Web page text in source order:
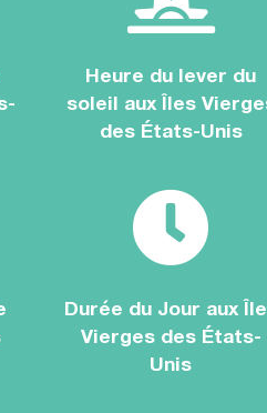
Heure du lever du
soleil aux Îles
des États-Unis
Durée du Jour aux
Vierges des États-
Unis